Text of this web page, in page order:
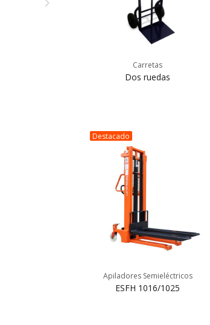
Carretas
Dos ruedas
Destacado
Apiladores Semieléctricos
ESFH 1016/1025